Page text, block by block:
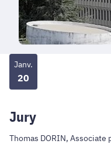
Janv.
20
Jury
Thomas DORIN, Associate